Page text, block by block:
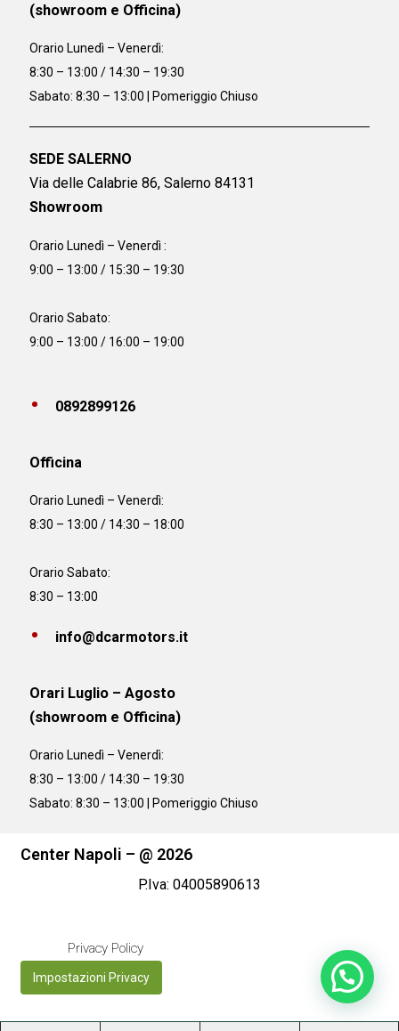
(showroom e Officina)
Orario Lunedì – Venerdì:
8:30 – 13:00 / 14:30 – 19:30
Sabato: 8:30 – 13:00 | Pomeriggio Chiuso
SEDE SALERNO
Via delle Calabrie 86, Salerno 84131
Showroom
Orario Lunedì – Venerdì :
9:00 – 13:00 / 15:30 – 19:30
Orario Sabato:
9:00 – 13:00 / 16:00 – 19:00
0892899126
Officina
Orario Lunedì – Venerdì:
8:30 – 13:00 / 14:30 – 18:00
Orario Sabato:
8:30 – 13:00
info@dcarmotors.it
Orari Luglio – Agosto
(showroom e Officina)
Orario Lunedì – Venerdì:
8:30 – 13:00 / 14:30 – 19:30
Sabato: 8:30 – 13:00 | Pomeriggio Chiuso
Center Napoli – @ 2026
P.Iva: 04005890613
Privacy Policy
Impostazioni Privacy